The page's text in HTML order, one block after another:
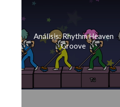
Análisis: Rhythm Heaven
Groove